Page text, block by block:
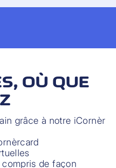
OÙ QUE
grâce à notre iCornèr
compris de façon